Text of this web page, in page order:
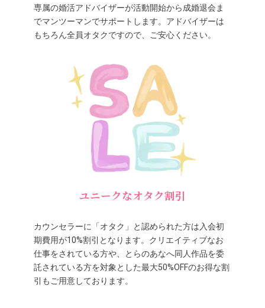
専属の婚活アドバイザーが活動開始から成婚退会ま
でマンツーマンでサポートします。アドバイザーは
もちろん全員オタクですので、ご安心ください。
ユニークなオタク割引
カウンセラーに「オタク」と認められた方は入会初
期費用が10%割引となります。クリエイティブなお
仕事をされている方や、とらのあなへ同人作品を委
託されている方を対象とした最大50%OFFのお得な割
引もご用意しております。